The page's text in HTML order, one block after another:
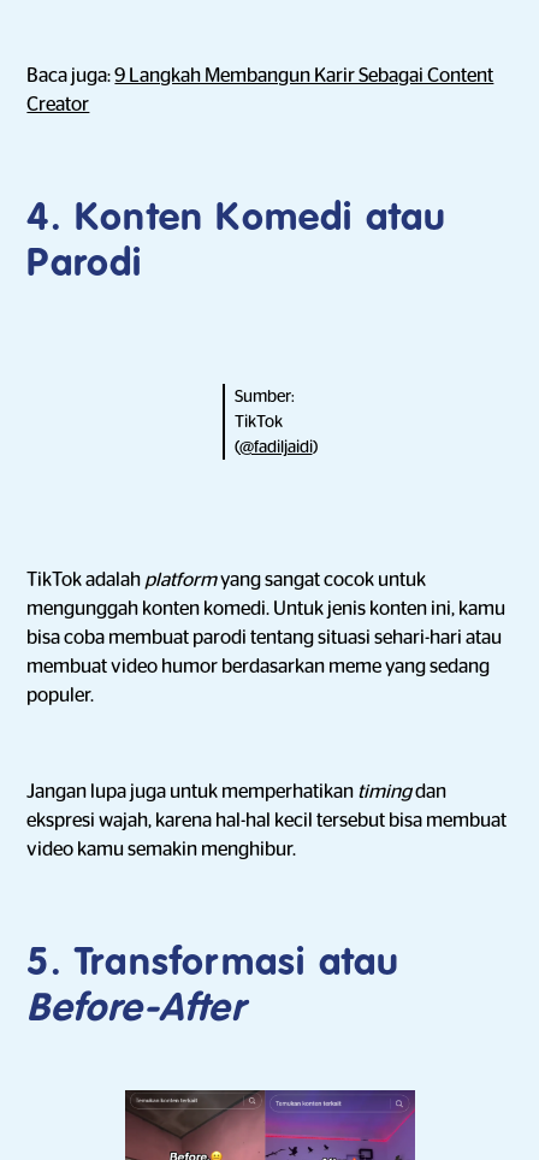
Baca juga:9 Langkah Membangun Karir Sebagai Content
Creator
4. Konten Komedi atau
Parodi
Sumber:
TikTok
(@fadiljaidi)
TikTok adalah platformyang sangat cocok untuk
mengunggah konten komedi. Untuk jenis konten ini, kamu
bisa coba membuat parodi tentang situasi sehari-hari atau
membuat video humor berdasarkan meme yang sedang
populer.
Jangan lupa juga untuk memperhatikan timingdan
ekspresi wajah, karena hal-hal kecil tersebut bisa membuat
video kamu semakin menghibur.
5. Transformasi atau
Before-After